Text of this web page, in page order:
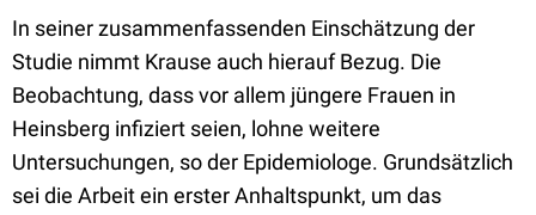
In seiner zusammenfassenden Einschätzung der
Studie nimmt Krause auch hierauf Bezug. Die
Beobachtung, dass vor allem jüngere Frauen in
Heinsberg infiziert seien, lohne weitere
Untersuchungen, so der Epidemiologe. Grundsätzlich
sei die Arbeit ein erster Anhaltspunkt, um das